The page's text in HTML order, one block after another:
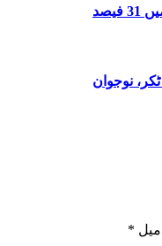
نوجوان
میل *